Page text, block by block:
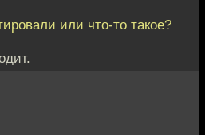
или что-то такое?